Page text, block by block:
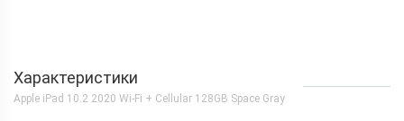
Характеристики
Apple iPad 10.2 2020 Wi-Fi + Cellular 128GB Space Gray